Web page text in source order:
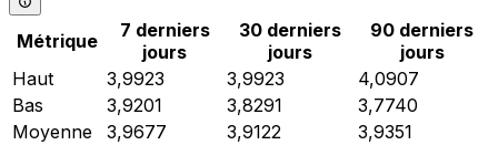
Métrique
7 derniers
jours
30 derniers
jours
90 derniers
jours
Haut
3,9923 3,9923
4,0907
Bas
3,9201 3,8291
3,7740
Moyenne
3,9677 3,9122
3,9351